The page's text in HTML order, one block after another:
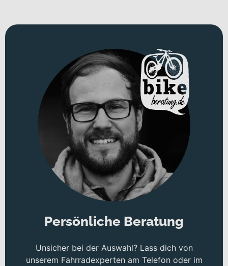
Zuverlässige Tektro Hydraulik-Scheibenbremsen
Persönliche Beratung
Unsicher bei der Auswahl? Lass dich von
unserem Fahrradexperten am Telefon oder im